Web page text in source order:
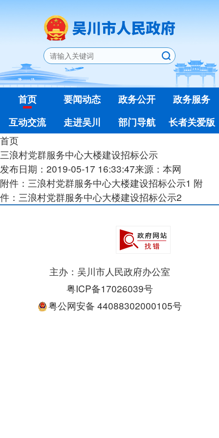
首页 要闻动态 政务公开
政务服务
互动交流
走进吴川 部门导航
长者关爱版
首页
三浪村党群服务中心大楼建设招标公示
发布日期：2019-05-17 16:33:47来源：本网
附件：三浪村党群服务中心大楼建设招标公示1 附
件：三浪村党群服务中心大楼建设招标公示2
主办：吴川市人民政府办公室
粤ICP备17026039号
粤公网安备 44088302000105号